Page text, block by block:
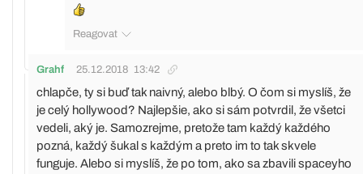
Reagovat
Grahf 25.12.2018 13:42
chlapče, ty si buď tak naivný, alebo blbý. O čom si myslíš, že
je celý hollywood? Najlepšie, ako si sám potvrdil, že všetci
vedeli, aký je. Samozrejme, pretože tam každý každého
pozná, každý šukal s každým a preto im to tak skvele
funguje. Alebo si myslíš, že po tom, ako sa zbavili spaceyho